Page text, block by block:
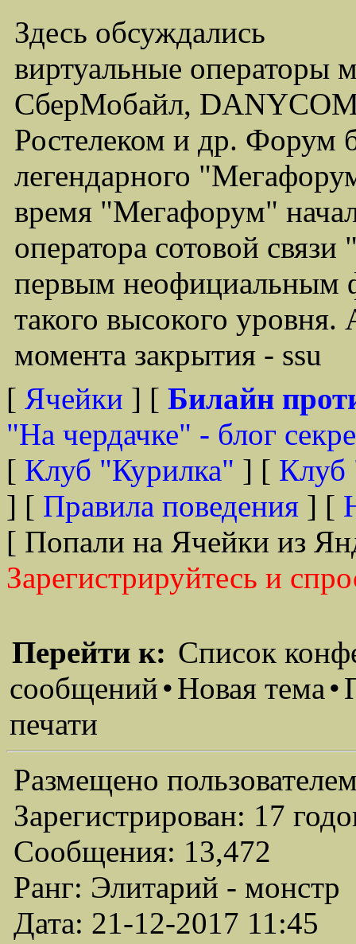
Здесь обсуждались
виртуальные операторы
СберМобайл,
Ростелеком и др. Форум
легендарного
время "Мегафорум"
оператора сотовой
первым неофициальным
такого высокого
момента закрытия - ssu
[ Ячейки ] [ Билайн
"На чердачке" - блог
[ Клуб "Курилка" ] [ Клуб
] [ Правила поведения ] [
[ Попали на Ячейки из
Зарегистрируйтесь и
Перейти к: Список
сообщений•Новая тема•
печати
Размещено
Зарегистрирован: 17
Сообщения: 13,472
Ранг: Элитарий - монстр
Дата: 21-12-2017 11:45